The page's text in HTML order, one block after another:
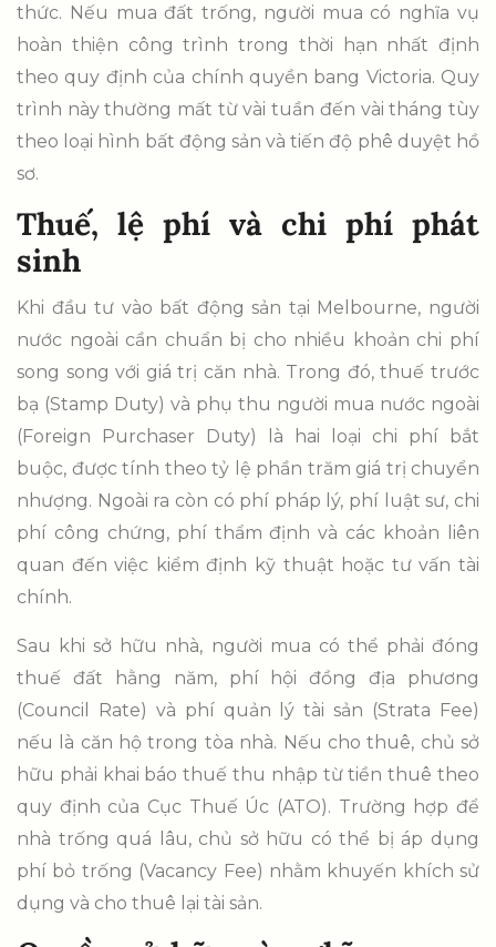
thức. Nếu mua đất trống, người mua có nghĩa vụ
hoàn thiện công trình trong thời hạn nhất định
theo quy định của chính quyền bang Victoria. Quy
trình này thường mất từ vài tuần đến vài tháng tùy
theo loại hình bất động sản và tiến độ phê duyệt hồ
sơ.
Thuế, lệ phí và chi phí phát
sinh
Khi đầu tư vào bất động sản tại Melbourne, người
nước ngoài cần chuẩn bị cho nhiều khoản chi phí
song song với giá trị căn nhà. Trong đó, thuế trước
bạ (Stamp Duty) và phụ thu người mua nước ngoài
(Foreign Purchaser Duty) là hai loại chi phí bắt
buộc, được tính theo tỷ lệ phần trăm giá trị chuyển
nhượng. Ngoài ra còn có phí pháp lý, phí luật sư, chi
phí công chứng, phí thẩm định và các khoản liên
quan đến việc kiểm định kỹ thuật hoặc tư vấn tài
chính.
Sau khi sở hữu nhà, người mua có thể phải đóng
thuế đất hằng năm, phí hội đồng địa phương
(Council Rate) và phí quản lý tài sản (Strata Fee)
nếu là căn hộ trong tòa nhà. Nếu cho thuê, chủ sở
hữu phải khai báo thuế thu nhập từ tiền thuê theo
quy định của Cục Thuế Úc (ATO). Trường hợp để
nhà trống quá lâu, chủ sở hữu có thể bị áp dụng
phí bỏ trống (Vacancy Fee) nhằm khuyến khích sử
dụng và cho thuê lại tài sản.